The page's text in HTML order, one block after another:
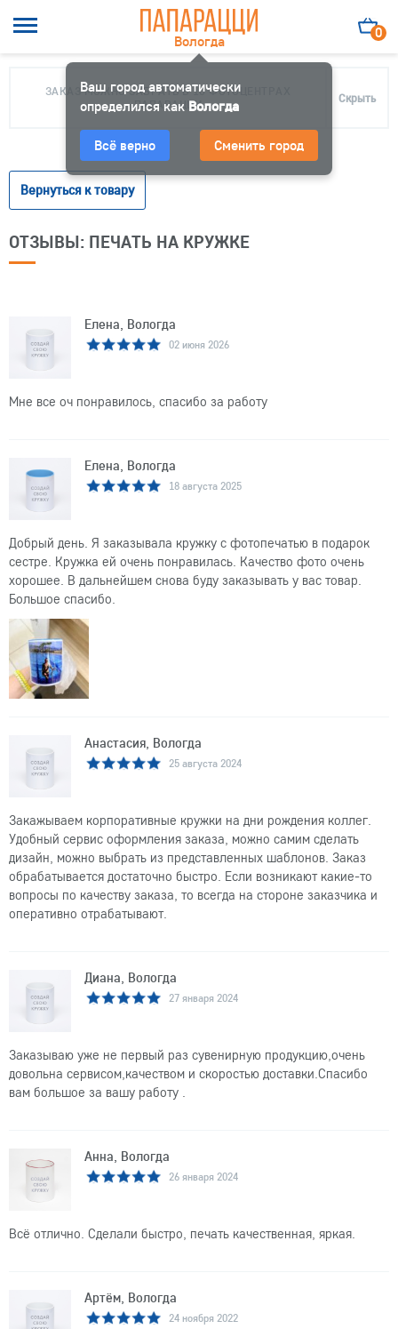
Вологда
Ваш город автоматически
определился как Вологда
Всё верно Сменить город
0
ЗАКАЗ МОЖНО ЗАБРАТЬ В 10 ФОТОЦЕНТРАХ
ПАПАРАЦЦИ
Скрыть
Вернуться к товару
ОТЗЫВЫ: ПЕЧАТЬ НА КРУЖКЕ
Елена, Вологда
02 июня 2026
Мне все оч понравилось, спасибо за работу
Елена, Вологда
18 августа 2025
Добрый день. Я заказывала кружку с фотопечатью в подарок
сестре. Кружка ей очень понравилась. Качество фото очень
хорошее. В дальнейшем снова буду заказывать у вас товар.
Большое спасибо.
Анастасия, Вологда
25 августа 2024
Закажываем корпоративные кружки на дни рождения коллег.
Удобный сервис оформления заказа, можно самим сделать
дизайн, можно выбрать из представленных шаблонов. Заказ
обрабатывается достаточно быстро. Если возникают какие-то
вопросы по качеству заказа, то всегда на стороне заказчика и
оперативно отрабатывают.
Диана, Вологда
27 января 2024
Заказываю уже не первый раз сувенирную продукцию,очень
довольна сервисом,качеством и скоростью доставки.Спасибо
вам большое за вашу работу .
Анна, Вологда
26 января 2024
Всё отлично. Сделали быстро, печать качественная, яркая.
Артём, Вологда
24 ноября 2022